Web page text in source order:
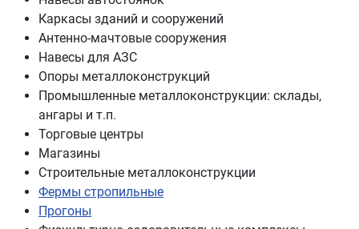
Каркасы зданий и сооружений
Антенно-мачтовые сооружения
Навесы для АЗС
Опоры металлоконструкций
Промышленные металлоконструкции: склады,
ангары и т.п.
Торговые центры
Магазины
Строительные металлоконструкции
Фермы стропильные
Прогоны
Физкультурно-оздоровительные комплексы